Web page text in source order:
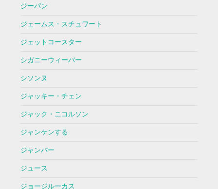
ジーパン
ジェームス・スチュワート
ジェットコースター
シガニーウィーバー
シソンヌ
ジャッキー・チェン
ジャック・ニコルソン
ジャンケンする
ジャンバー
ジュース
ジョージルーカス